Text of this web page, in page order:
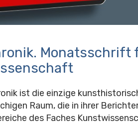
Monatsschrift
ist die einzige
Raum, die in ihrer
des Faches